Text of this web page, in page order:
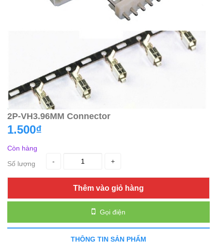
2P-VH3.96MM Connector
1.500₫
Còn hàng
Số lượng
- +
Thêm vào giỏ hàng
Gọi điện
THÔNG TIN SẢN PHẨM